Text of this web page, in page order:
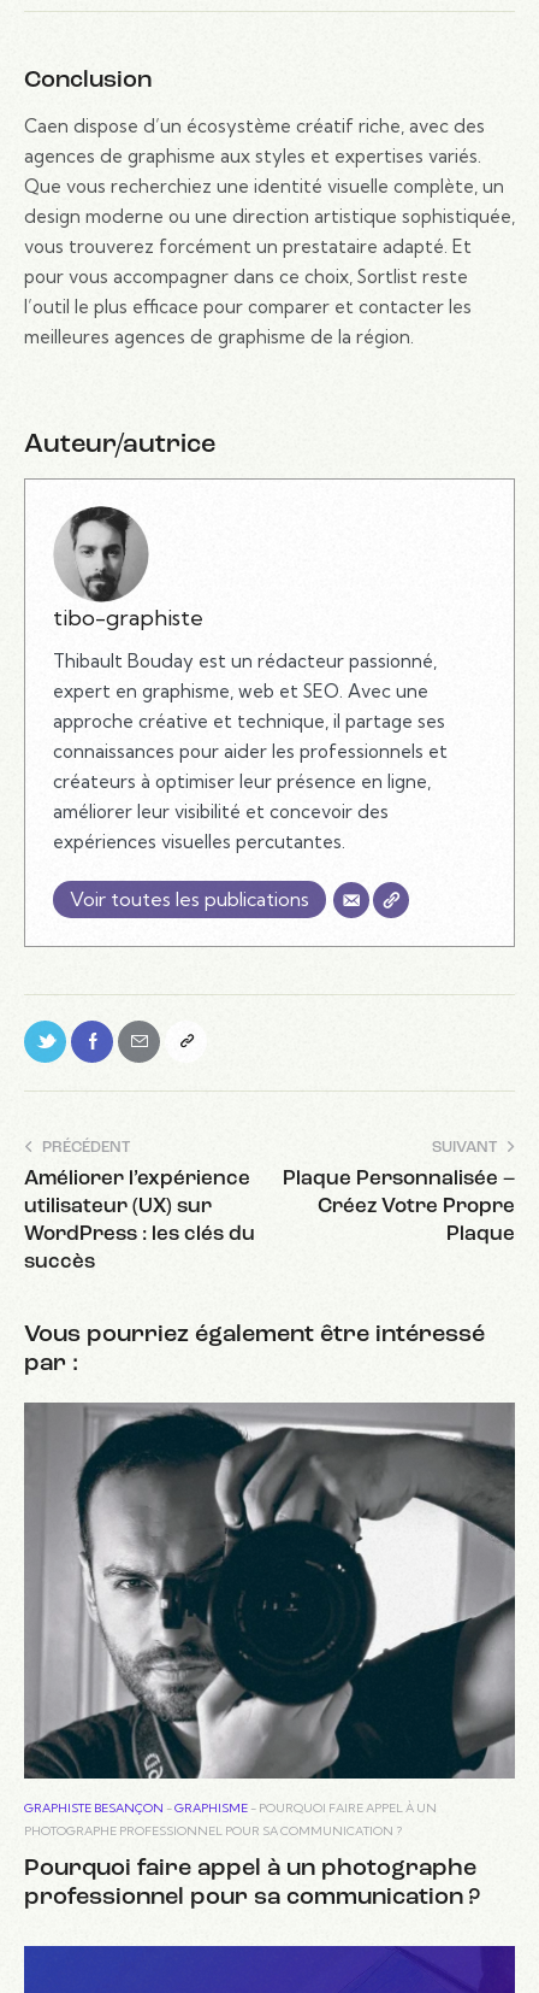
Conclusion
Caen dispose d’un écosystème créatif riche, avec des
agences de graphisme aux styles et expertises variés.
Que vous recherchiez une identité visuelle complète, un
design moderne ou une direction artistique sophistiquée,
vous trouverez forcément un prestataire adapté. Et
pour vous accompagner dans ce choix, Sortlist reste
l’outil le plus efficace pour comparer et contacter les
meilleures agences de graphisme de la région.
Auteur/autrice
tibo-graphiste
Thibault Bouday est un rédacteur passionné,
expert en graphisme, web et SEO. Avec une
approche créative et technique, il partage ses
connaissances pour aider les professionnels et
créateurs à optimiser leur présence en ligne,
améliorer leur visibilité et concevoir des
expériences visuelles percutantes.
Voir toutes les publications
PRÉCÉDENT
Améliorer l’expérience
utilisateur (UX) sur
WordPress : les clés du
succès
SUIVANT
Plaque Personnalisée –
Créez Votre Propre
Plaque
Vous pourriez également être intéressé
par :
GRAPHISTE BESANÇON -GRAPHISME - POURQUOI FAIRE APPEL À UN
PHOTOGRAPHE PROFESSIONNEL POUR SA COMMUNICATION ?
Pourquoi faire appel à un photographe
professionnel pour sa communication ?